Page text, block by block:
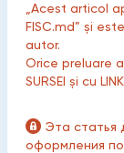
„Acest articol
FISC.md” și
autor.
Orice preluare
SURSEI și cu
Эта статья
оформления